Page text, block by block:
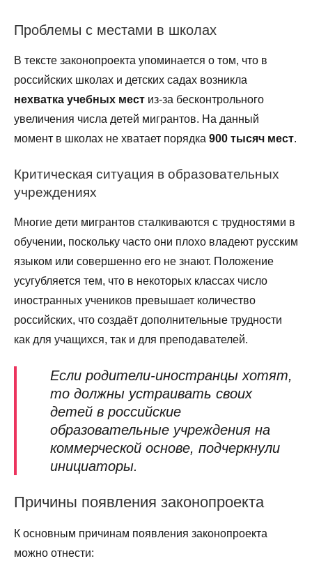
Проблемы с местами в школах
В тексте законопроекта упоминается о том, что в
российских школах и детских садах возникла
нехватка учебных мест из-за бесконтрольного
увеличения числа детей мигрантов. На данный
момент в школах не хватает порядка 900 тысяч мест.
Критическая ситуация в образовательных
учреждениях
Многие дети мигрантов сталкиваются с трудностями в
обучении, поскольку часто они плохо владеют русским
языком или совершенно его не знают. Положение
усугубляется тем, что в некоторых классах число
иностранных учеников превышает количество
российских, что создаёт дополнительные трудности
как для учащихся, так и для преподавателей.
Если родители-иностранцы хотят,
то должны устраивать своих
детей в российские
образовательные учреждения на
коммерческой основе, подчеркнули
инициаторы.
Причины появления законопроекта
К основным причинам появления законопроекта
можно отнести: